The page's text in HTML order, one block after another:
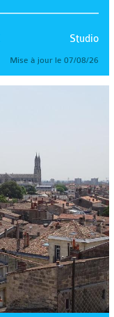
Studio
Mise à jour le 07/08/26